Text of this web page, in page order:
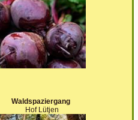
Waldspaziergang
Hof Lütjen